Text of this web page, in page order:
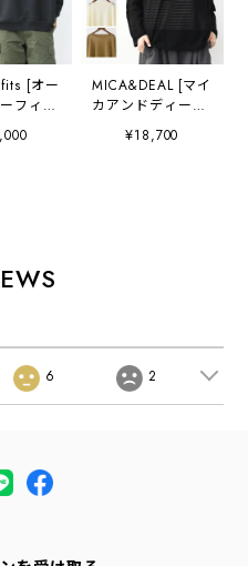
[オー
フィッ
knit
ーバー
MICA&DEAL [マイ
カアンドディール]
bt/n loose p/o
[0126208102] ボ
¥18,700
6 2